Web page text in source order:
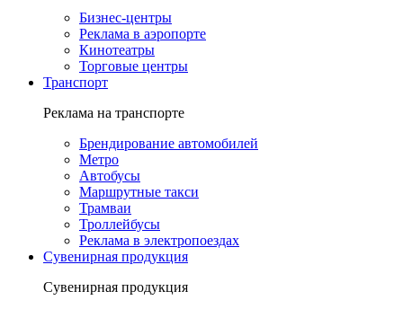
Бизнес-центры
Реклама в аэропорте
Кинотеатры
Торговые центры
Транспорт
Реклама на транспорте
Брендирование автомобилей
Метро
Автобусы
Маршрутные такси
Трамваи
Троллейбусы
Реклама в электропоездах
Сувенирная продукция
Сувенирная продукция